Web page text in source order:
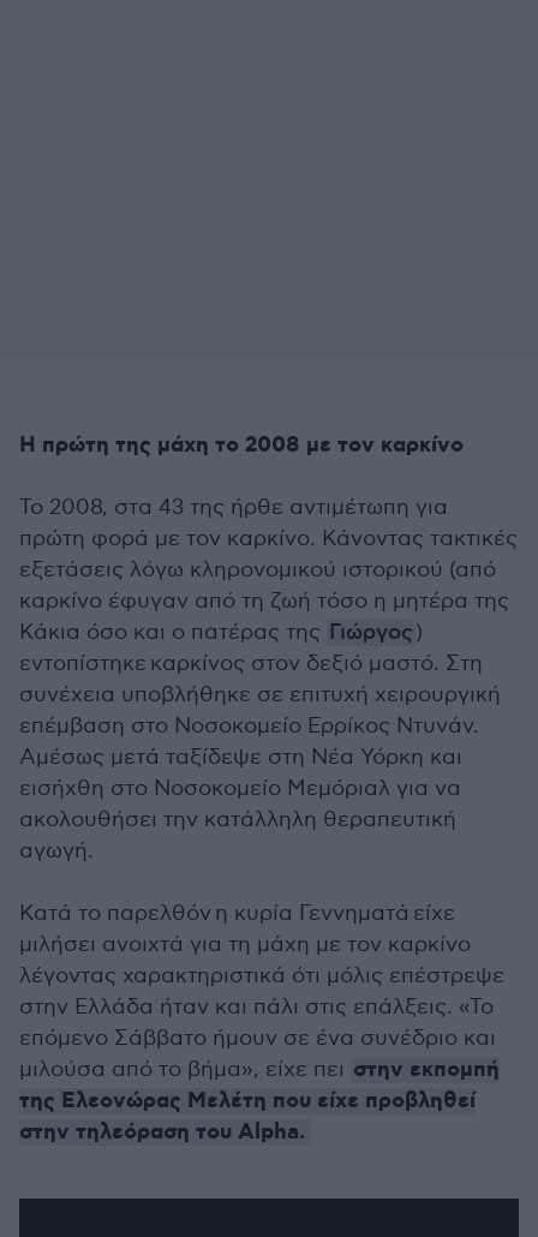
Η πρώτη της μάχη το 2008 με τον καρκίνο
Το 2008, στα 43 της ήρθε αντιμέτωπη για
πρώτη φορά με τον καρκίνο. Κάνοντας τακτικές
εξετάσεις λόγω κληρονομικού ιστορικού (από
καρκίνο έφυγαν από τη ζωή τόσο η μητέρα της
Κάκια όσο και ο πατέρας της Γιώργος)
εντοπίστηκε καρκίνος στον δεξιό μαστό. Στη
συνέχεια υποβλήθηκε σε επιτυχή χειρουργική
επέμβαση στο Νοσοκομείο Ερρίκος Ντυνάν.
Αμέσως μετά ταξίδεψε στη Νέα Υόρκη και
εισήχθη στο Νοσοκομείο Μεμόριαλ για να
ακολουθήσει την κατάλληλη θεραπευτική
αγωγή.
Κατά το παρελθόν η κυρία Γεννηματά είχε
μιλήσει ανοιχτά για τη μάχη με τον καρκίνο
λέγοντας χαρακτηριστικά ότι μόλις επέστρεψε
στην Ελλάδα ήταν και πάλι στις επάλξεις. «Το
επόμενο Σάββατο ήμουν σε ένα συνέδριο και
μιλούσα από το βήμα», είχε πει στην εκπομπή
της Ελεονώρας Μελέτη που είχε προβληθεί
στην τηλεόραση του Alpha.